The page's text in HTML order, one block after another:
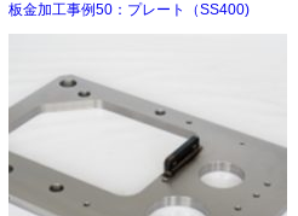
板金加工事例50：プレート（SS400)